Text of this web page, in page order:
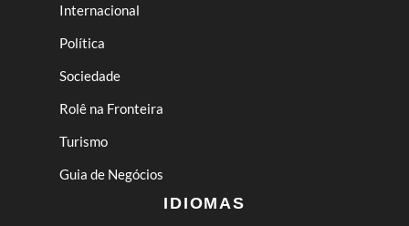
Internacional
Política
Sociedade
Rolê na Fronteira
Turismo
Guia de Negócios
IDIOMAS